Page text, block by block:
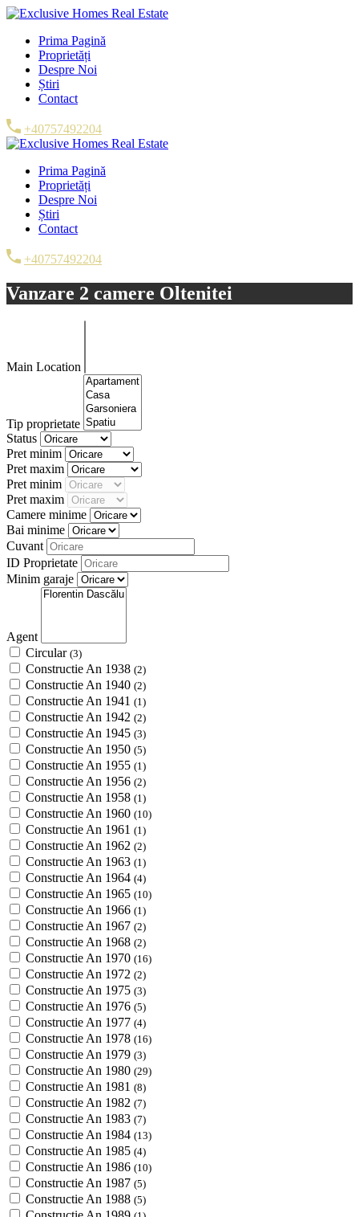
Prima Pagină
Proprietăți
Despre Noi
Știri
Contact
+40757492204
Prima Pagină
Proprietăți
Despre Noi
Știri
Contact
+40757492204
Vanzare 2 camere Oltenitei
Main Location
Tip proprietate
Status
Pret minim
Pret maxim
Pret minim
Pret maxim
Camere minime
Bai minime
Cuvant
ID Proprietate
Minim garaje
Agent
Circular (3)
Constructie An 1938 (2)
Constructie An 1940 (2)
Constructie An 1941 (1)
Constructie An 1942 (2)
Constructie An 1945 (3)
Constructie An 1950 (5)
Constructie An 1955 (1)
Constructie An 1956 (2)
Constructie An 1958 (1)
Constructie An 1960 (10)
Constructie An 1961 (1)
Constructie An 1962 (2)
Constructie An 1963 (1)
Constructie An 1964 (4)
Constructie An 1965 (10)
Constructie An 1966 (1)
Constructie An 1967 (2)
Constructie An 1968 (2)
Constructie An 1970 (16)
Constructie An 1972 (2)
Constructie An 1975 (3)
Constructie An 1976 (5)
Constructie An 1977 (4)
Constructie An 1978 (16)
Constructie An 1979 (3)
Constructie An 1980 (29)
Constructie An 1981 (8)
Constructie An 1982 (7)
Constructie An 1983 (7)
Constructie An 1984 (13)
Constructie An 1985 (4)
Constructie An 1986 (10)
Constructie An 1987 (5)
Constructie An 1988 (5)